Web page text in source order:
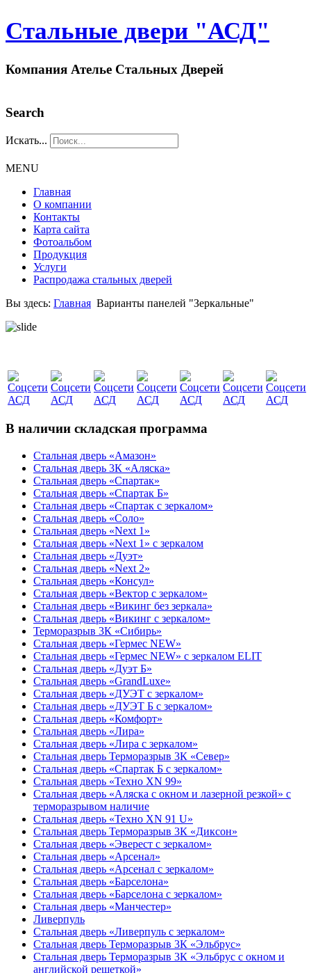
Стальные двери "АСД"
Компания Ателье Стальных Дверей
Search
Искать...
MENU
Главная
О компании
Контакты
Карта сайта
Фотоальбом
Продукция
Услуги
Распродажа стальных дверей
Вы здесь: Главная Варианты панелей "Зеркальные"
В наличии складская программа
Стальная дверь «Амазон»
Стальная дверь 3К «Аляска»
Стальная дверь «Спартак»
Стальная дверь «Спартак Б»
Стальная дверь «Спартак с зеркалом»
Стальная дверь «Соло»
Стальная дверь «Next 1»
Стальная дверь «Next 1» с зеркалом
Стальная дверь «Дуэт»
Стальная дверь «Next 2»
Стальная дверь «Консул»
Стальная дверь «Вектор с зеркалом»
Стальная дверь «Викинг без зеркала»
Стальная дверь «Викинг c зеркалом»
Терморазрыв 3К «Сибирь»
Стальная дверь «Гермес NEW»
Стальная дверь «Гермес NEW» с зеркалом ELIT
Стальная дверь «Дуэт Б»
Стальная дверь «GrandLuxe»
Стальная дверь «ДУЭТ с зеркалом»
Стальная дверь «ДУЭТ Б с зеркалом»
Стальная дверь «Комфорт»
Стальная дверь «Лира»
Стальная дверь «Лира с зеркалом»
Стальная дверь Терморазрыв 3К «Север»
Стальная дверь «Спартак Б с зеркалом»
Стальная дверь «Техно XN 99»
Стальная дверь «Аляска с окном и лазерной резкой» с
терморазрывом наличие
Стальная дверь «Техно XN 91 U»
Стальная дверь Терморазрыв 3К «Диксон»
Стальная дверь «Эверест с зеркалом»
Стальная дверь «Арсенал»
Стальная дверь «Арсенал с зеркалом»
Стальная дверь «Барселона»
Стальная дверь «Барселона с зеркалом»
Стальная дверь «Манчестер»
Ливерпуль
Стальная дверь «Ливерпуль с зеркалом»
Стальная дверь Терморазрыв 3К «Эльбрус»
Стальная дверь Терморазрыв 3К «Эльбрус с окном и
английской решеткой»